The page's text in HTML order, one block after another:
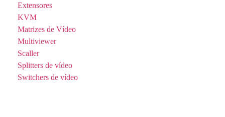
Extensores
KVM
Matrizes de Vídeo
Multiviewer
Scaller
Splitters de vídeo
Switchers de vídeo